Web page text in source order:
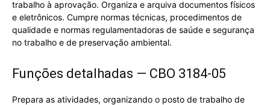
trabalho à aprovação. Organiza e arquiva documentos físicos
e eletrônicos. Cumpre normas técnicas, procedimentos de
qualidade e normas regulamentadoras de saúde e segurança
no trabalho e de preservação ambiental.
Funções detalhadas — CBO 3184-05
Prepara as atividades, organizando o posto de trabalho de